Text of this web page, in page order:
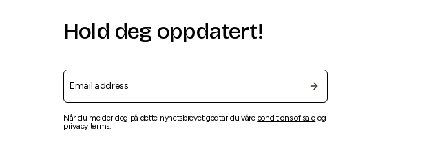
Hold deg oppdatert!
Når du melder deg på dette nyhetsbrevet godtar du våre conditions of sale og
privacy terms.